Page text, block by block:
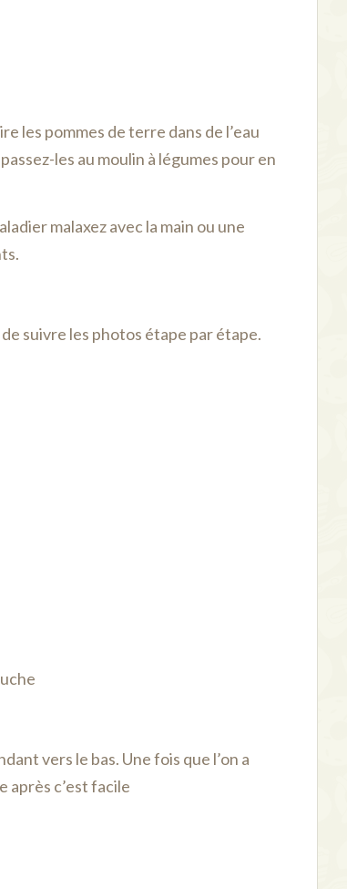
les pommes de terre dans de l’eau
les au moulin à légumes pour en
malaxez avec la main ou une
suivre les photos étape par étape.
vers le bas. Une fois que l’on a
après c’est facile